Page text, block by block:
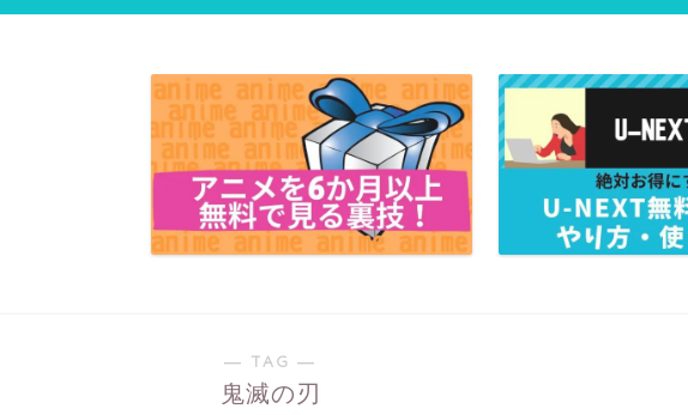
― TAG ―
鬼滅の刃